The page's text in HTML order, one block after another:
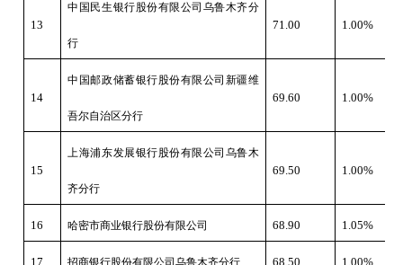
13
中国民生银行股份有限公司乌鲁木齐分
行
71.00 1.00%
14
中国邮政储蓄银行股份有限公司新疆维
吾尔自治区分行
69.60 1.00%
15
上海浦东发展银行股份有限公司乌鲁木
齐分行
69.50 1.00%
16 哈密市商业银行股份有限公司 68.90 1.05%
17 68.50 1.00%